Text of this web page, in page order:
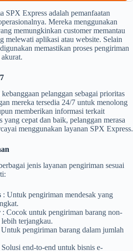
SPX Express adalah pemanfaatan
Mereka menggunakan
memungkinkan customer memantau
melewati aplikasi atau website. Selain
memastikan proses pengiriman
pelanggan sebagai prioritas
mereka tersedia 24/7 untuk menolong
memberikan informasi terkait
cepat dan baik, pelanggan merasa
menggunakan layanan SPX Express.
jenis layanan pengiriman sesuai
: Untuk pengiriman mendesak yang
: Cocok untuk pengiriman barang non-
terjangkau.
Untuk pengiriman barang dalam jumlah
Solusi end-to-end untuk bisnis e-